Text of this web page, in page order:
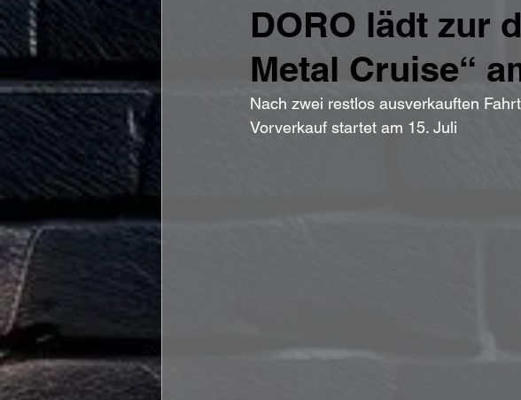
DORO lädt zur
Metal Cruise“
Nach zwei restlos ausverkauften
Vorverkauf startet am 15. Juli